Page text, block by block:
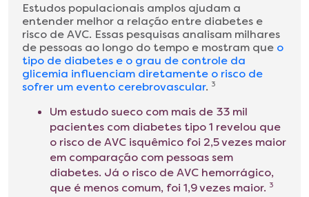
Estudos populacionais amplos ajudam a
entender melhor a relação entre diabetes e
risco de AVC. Essas pesquisas analisam milhares
de pessoas ao longo do tempo e mostram que o
tipo de diabetes e o grau de controle da
glicemia influenciam diretamente o risco de
sofrer um evento cerebrovascular. 3
Um estudo sueco com mais de 33 mil
pacientes com diabetes tipo 1 revelou que
o risco de AVC isquêmico foi 2,5 vezes maior
em comparação com pessoas sem
diabetes. Já o risco de AVC hemorrágico,
que é menos comum, foi 1,9 vezes maior. 3